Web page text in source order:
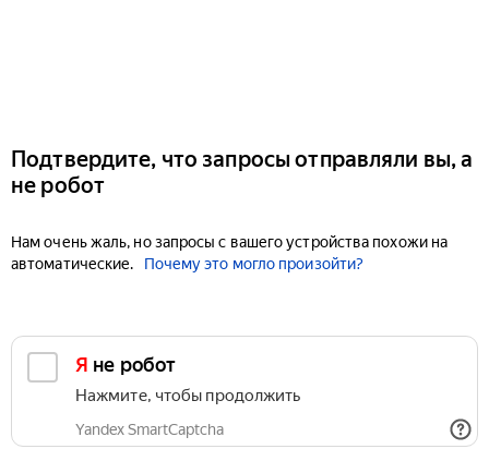
Подтвердите, что запросы отправляли вы, а
не робот
Нам очень жаль, но запросы с вашего устройства похожи на
автоматические.
Почему это могло произойти?
Я не робот
Нажмите, чтобы продолжить
Yandex SmartCaptcha